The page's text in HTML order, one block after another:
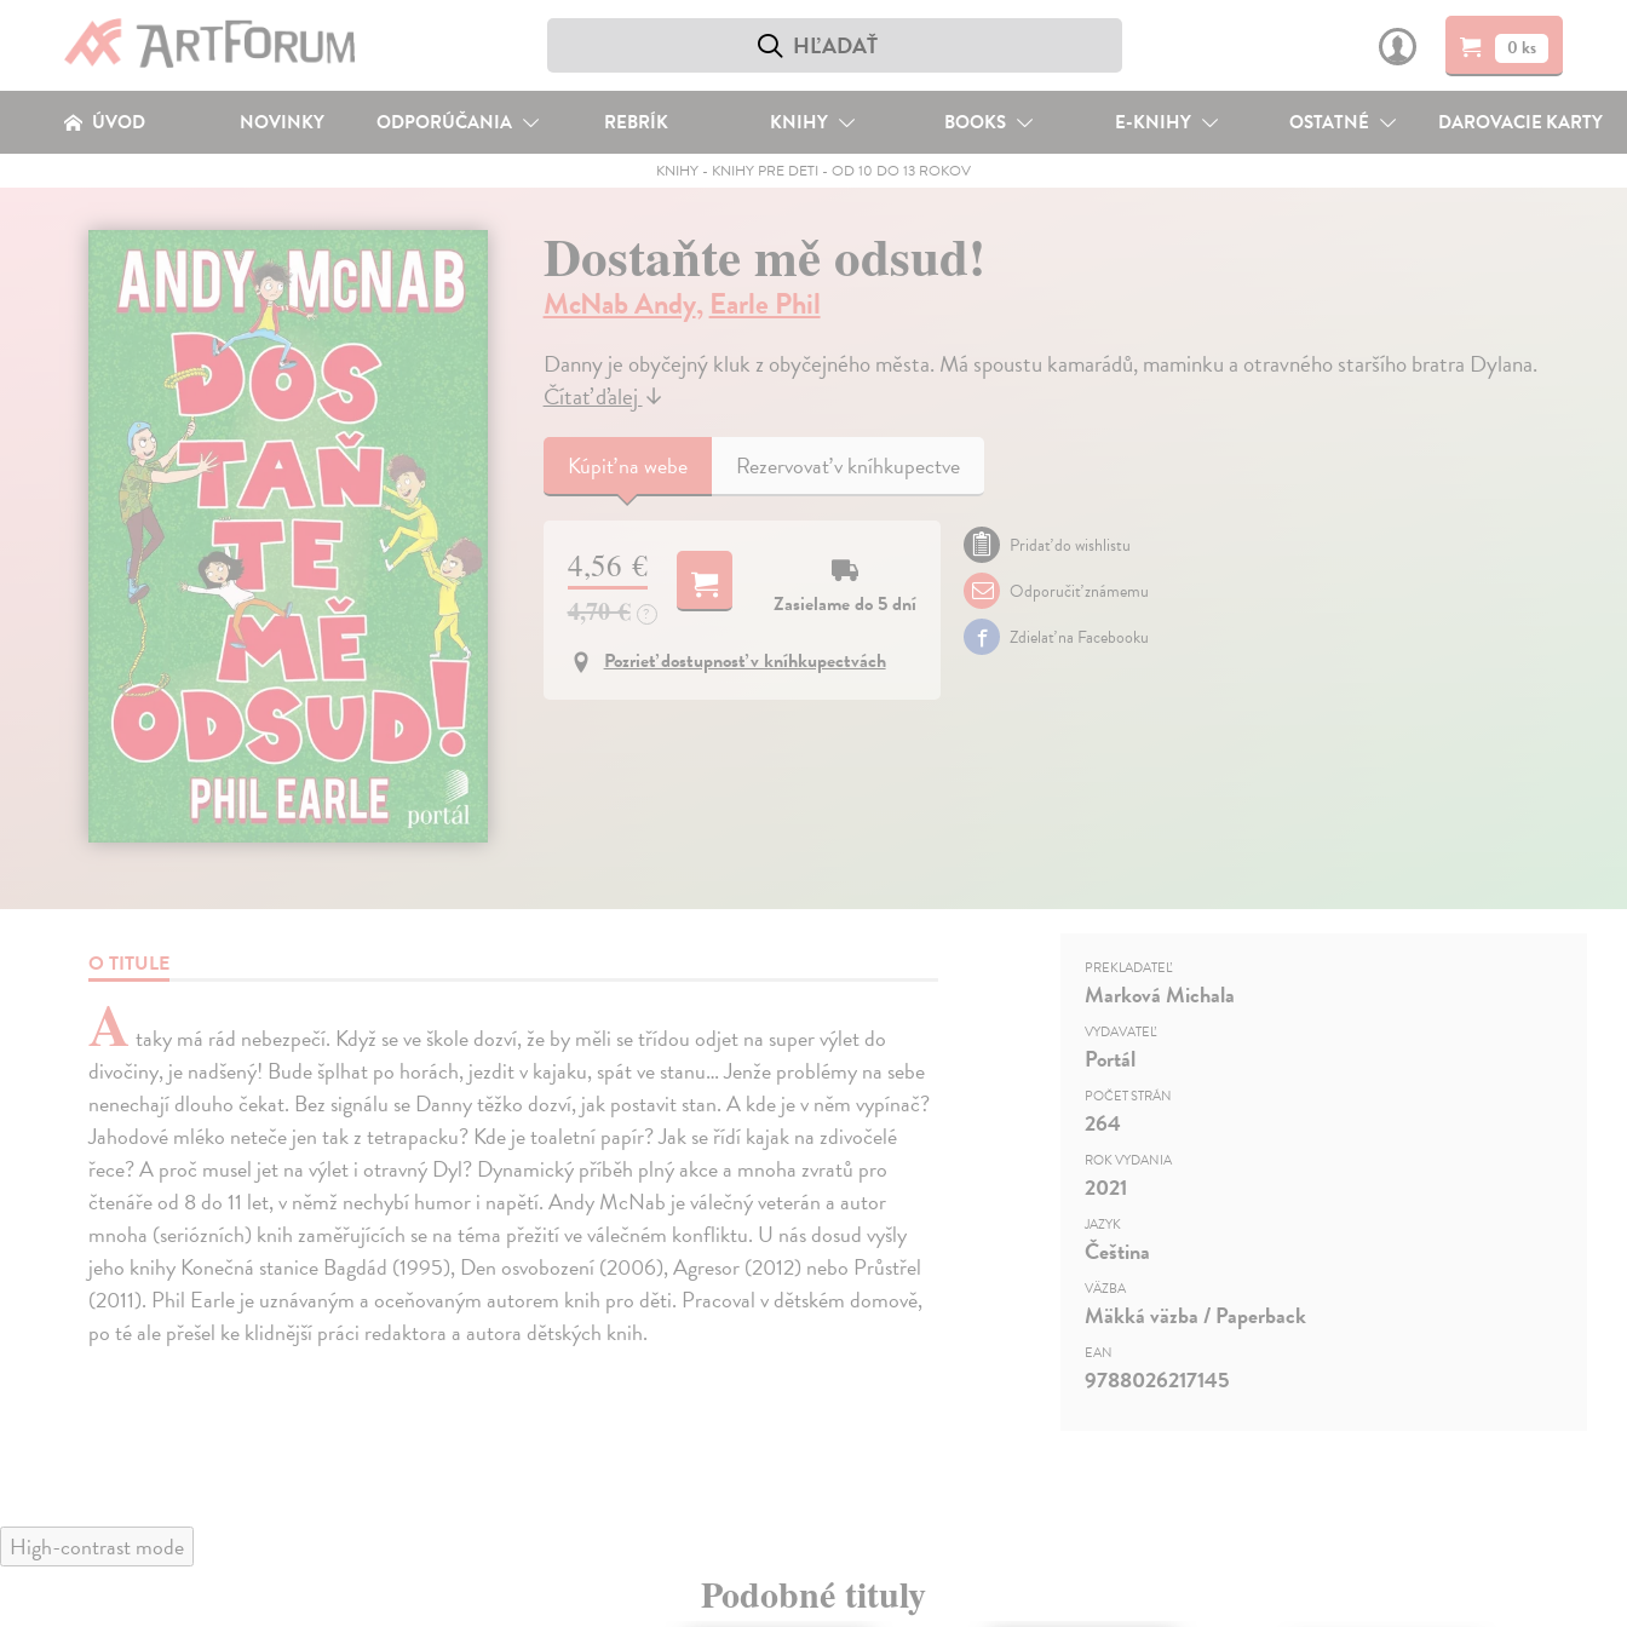
0 ks
ÚVOD NOVINKY ODPORÚČANIA REBRÍK KNIHY BOOKS E-KNIHY OSTATNÉ DAROVACIE KARTY
KNIHY- KNIHY PRE DETI - OD 10 DO 13 ROKOV
Dostaňte mě odsud!
McNab Andy, Earle Phil
Danny je obyčejný kluk z obyčejného města. Má spoustu kamarádů, maminku a otravného staršího bratra Dylana.
Čítať ďalej↓
Kúpiťna webe Rezervovať v kníhkupectve
4,56 €
4,70 € ?
Zasielame do 5 dní
Pozrieť dostupnosť v kníhkupectvách
Pridať do wishlistu
Odporučiť známemu
Zdielať na Facebooku
O TITULE
A taky má rád nebezpečí. Když se ve škole dozví, že by měli se třídou odjet na super výlet do
divočiny, je nadšený! Bude šplhat po horách, jezdit v kajaku, spát ve stanu… Jenže problémy na sebe
nenechají dlouho čekat. Bez signálu se Danny těžko dozví, jak postavit stan. A kde je v něm vypínač?
Jahodové mléko neteče jen tak z tetrapacku? Kde je toaletní papír? Jak se řídí kajak na zdivočelé
řece? A proč musel jet na výlet i otravný Dyl? Dynamický příběh plný akce a mnoha zvratů pro
čtenáře od 8 do 11 let, v němž nechybí humor i napětí. Andy McNab je válečný veterán a autor
mnoha (seriózních) knih zaměřujících se na téma přežití ve válečném konfliktu. U nás dosud vyšly
jeho knihy Konečná stanice Bagdád (1995), Den osvobození (2006), Agresor (2012) nebo Průstřel
(2011). Phil Earle je uznávaným a oceňovaným autorem knih pro děti. Pracoval v dětském domově,
po té ale přešel ke klidnější práci redaktora a autora dětských knih.
PREKLADATEĽ
Marková Michala
VYDAVATEĽ
Portál
POČET STRÁN
264
ROK VYDANIA
2021
JAZYK
Čeština
VÄZBA
Mäkká väzba / Paperback
EAN
9788026217145
High-contrast mode
Podobné tituly